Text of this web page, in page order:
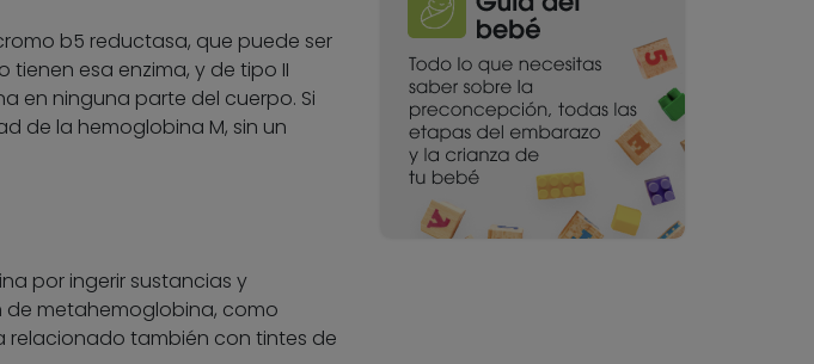
b5 reductasa, que puede ser
esa enzima, y de tipo II
en ninguna parte del cuerpo. Si
de la hemoglobina M, sin un
por ingerir sustancias y
metahemoglobina, como
relacionado también con tintes de